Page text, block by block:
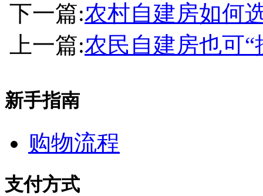
下一篇:农村自建房如何
上一篇:农民自建房也可“
新手指南
购物流程
支付方式